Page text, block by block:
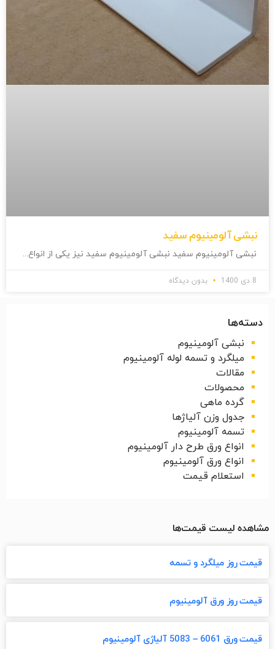
نبشی آلومینیوم سفید
نبشی آلومینیوم سفید نبشی آلومینیوم سفید نیز یکی از انواع
8 دی 1400 بدون دیدگاه
دسته‌ها
نبشی آلومینیوم
میلگرد و تسمه لوله آلومینیوم
مقالات
محصولات
گرده ماهی
جدول وزن آلیاژها
تسمه آلومینیوم
انواع ورق طرح دار آلومینیوم
انواع ورق آلومینیوم
استعلام قیمت
مشاهده لیست قیمت‌ها
قیمت روز میلگرد و تسمه
قیمت روز ورق آلومینیوم
قیمت ورق 6061 – 5083 آلیاژی آلومینیوم